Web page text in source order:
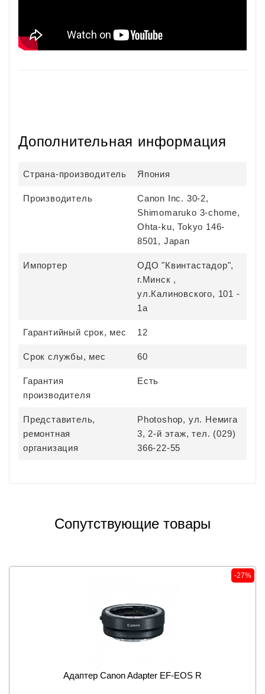
Дополнительная информация
Страна-производитель Япония
Производитель
Canon Inc. 30-2,
Shimomaruko 3-chome,
Ohta-ku, Tokyo 146-
8501, Japan
Импортер
ОДО "Квинтастадор",
г.Минск ,
ул.Калиновского, 101 -
1а
Гарантийный срок, мес 12
Срок службы, мес 60
Гарантия
производителя
Есть
Представитель,
ремонтная
организация
Photoshop, ул. Немига
3, 2-й этаж, тел. (029)
366-22-55
Сопутствующие товары
-27%
Адаптер Canon Adapter EF-EOS R